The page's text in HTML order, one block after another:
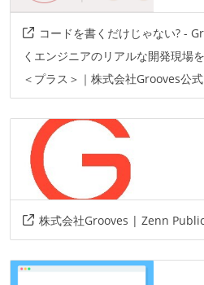
その他
ansible
terraform
コードを書くだけじゃない? -
くエンジニアのリアルな開発現場
＜プラス＞｜株式会社Grooves公
株式会社Grooves | Zenn